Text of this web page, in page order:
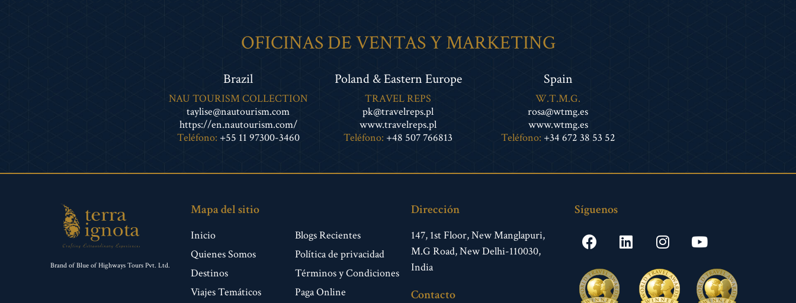
OFICINAS DE VENTAS Y MARKETING
Brazil
NAU TOURISM COLLECTION
taylise@nautourism.com
https://en.nautourism.com/
Teléfono: +55 11 97300-3460
Poland & Eastern Europe
TRAVEL REPS
pk@travelreps.pl
www.travelreps.pl
Teléfono: +48 507 766813
Spain
W.T.M.G.
rosa@wtmg.es
www.wtmg.es
Teléfono: +34 672 38 53 52
Brand of Blue of Highways Tours Pvt. Ltd.
Mapa del sitio
Inicio
Quienes Somos
Destinos
Viajes Temáticos
Blogs Recientes
Política de privacidad
Términos y Condiciones
Paga Online
Dirección
147, 1st Floor, New Manglapuri,
M.G Road, New Delhi-110030,
India
Contacto
Síguenos